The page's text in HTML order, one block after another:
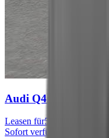
Audi Q4 e-tron
Leasen für567 € mtl.
Sofort verfügbar